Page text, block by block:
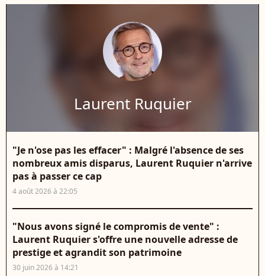
Laurent Ruquier
"Je n'ose pas les effacer" : Malgré l'absence de ses
nombreux amis disparus, Laurent Ruquier n'arrive
pas à passer ce cap
4 août 2026 à 22:05
"Nous avons signé le compromis de vente" :
Laurent Ruquier s'offre une nouvelle adresse de
prestige et agrandit son patrimoine
30 juin 2026 à 14:21